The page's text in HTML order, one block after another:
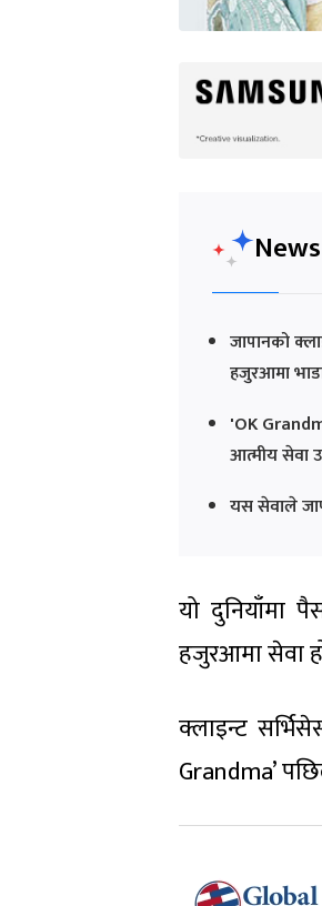
जापानको
हजुरआमा
'OK
आत्मीय सेवा
यस सेवाले
यो दुनियाँमा
हजुरआमा सेवा
क्लाइन्ट
Grandma’